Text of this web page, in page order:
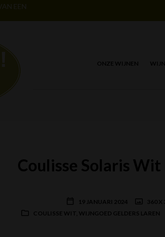
EEN
ONZE WIJNEN
Coulisse Solaris
19 JANUARI 2024
360 X
COULISSE WIT, WIJNGOED GELDERS LAREN